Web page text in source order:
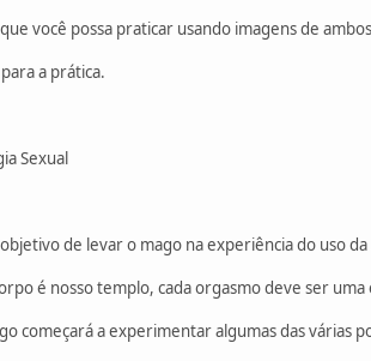
você possa praticar usando imagens de
a prática.
Sexual
de levar o mago na experiência do uso
é nosso templo, cada orgasmo deve ser
começará a experimentar algumas das várias